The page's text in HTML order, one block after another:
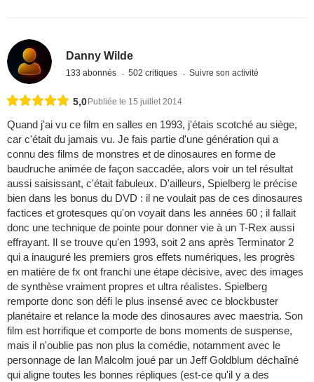
Danny Wilde
133 abonnés 502 critiques Suivre son activité
5,0 Publiée le 15 juillet 2014
Quand j'ai vu ce film en salles en 1993, j'étais scotché au siège,
car c'était du jamais vu. Je fais partie d'une génération qui a
connu des films de monstres et de dinosaures en forme de
baudruche animée de façon saccadée, alors voir un tel résultat
aussi saisissant, c'était fabuleux. D'ailleurs, Spielberg le précise
bien dans les bonus du DVD : il ne voulait pas de ces dinosaures
factices et grotesques qu'on voyait dans les années 60 ; il fallait
donc une technique de pointe pour donner vie à un T-Rex aussi
effrayant. Il se trouve qu'en 1993, soit 2 ans après Terminator 2
qui a inauguré les premiers gros effets numériques, les progrès
en matière de fx ont franchi une étape décisive, avec des images
de synthèse vraiment propres et ultra réalistes. Spielberg
remporte donc son défi le plus insensé avec ce blockbuster
planétaire et relance la mode des dinosaures avec maestria. Son
film est horrifique et comporte de bons moments de suspense,
mais il n'oublie pas non plus la comédie, notamment avec le
personnage de Ian Malcolm joué par un Jeff Goldblum déchaîné
qui aligne toutes les bonnes répliques (est-ce qu'il y a des